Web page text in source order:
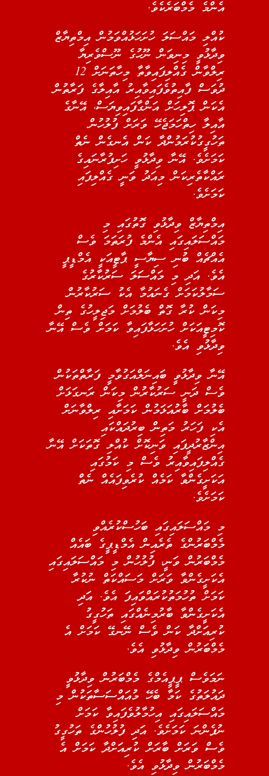
އެންމެ މެމްބަރެކެވެ.
ކުއްލި މައްސަލަ ހުށަހަޅުއްވަމުން އިމްތިޔާޒް
ވިދާޅުވީ މިނިވަން ނޫހުގެ ނޫސްވެރިޔާ
ރިލްވާން ގެއްލިފައިވާތާ މިހާތަނަށް 12
ދުވަސް ފާއިތުވެފައިވާއިރު އާއިލާގެ ފަރާތުން
އެކަން ޕޮލިހަށް އަންގާފައިވިޔަސް، އޭނާގެ
އާއިލާ ހިތްހަމަޖެހޭ ވަރަށް ފުލުހުން
ތަހުގީގުކުރަމުންދާ ކަން އެނގެން ނެތް
ކަމަށެވެ. އޭނާ ވިދާޅުވީ ހަށިފުރާނައިގެ
ރައްކާތެރިކަން މިއަދު ވަނީ ގެއްލިފައި
ކަމަށެވެ.
އިމްތިޔާޒް ވިދާޅުވި ގޮތުގައި މި
މައްސަލައިގައި އެންމެ ފުރަތަމަ ވެސް
އެއްޗެއް ބުނި ސިޔާސީ ޕާޓީއަކީ އެމްޑީޕީ
އެވެ. އަދި މި މައްސަލަ ސަރުކާރުގެ
ސަމާލުކަމަށް ގެނައުމާ އެކު ސަރުކާރުން
މިކަން ކުރާ ގޮތް ބެލުމަށް މަޖިލީހުގެ ތިން
ކޮމިޓީއަކަށް ހުށަހަޅާފައިވާ ކަމަށް ވެސް އޭނާ
ވިދާޅުވި އެވެ.
އޭނާ ވިދާޅުވީ ބައިނަލްއަގުވާމީ ފަރާތްތަކުން
ވެސް ދަނީ ސަރުކާރުން މިކަން ރަނގަޅަށް
ބެލުމަށް ބާރުއަޅަމުން ކަމަށާއި ރިލްވާނަށް
އެކި ފަހަރު މަތިން ބިރުދައްކައި
އިންޒާރުދީފައި ވަނިކޮށް ކުއްލި ގޮތަކަށް އޭނާ
ގެއްލިފައިވާއިރު ވެސް މި ކަމުގައި
އަކަށީގެންވާ ކަމެއް ކުރެވިފައެއް ނެތް
ކަމަށެވެ.
މި މައްސަލައިގައި ބަހުސްކުރެއްވި
މެމްބަރުންގެ ތެރެއިން އެމްޑީޕީގެ ބައެއް
މެމްބަރުން ވަނީ، ފުލުހުން މި މައްސަލައިގައި
އެކަށީގެންވާ ވަރަށް މަސައްކަތް ނުކުރާ
ކަމަށް ތުހުމަތުކުރައްވައިފަ އެވެ. އަދި
އެކަށީގެންވާ ބާރުމިނެއްގައި ތަހުގީގު
ކުރިއަށްދާ ކަން ވެސް ނޭނގޭ ކަމަށް އެ
މެމްބަރުން ވިދާޅުވި އެވެ.
ނަމަވެސް ޕީޕީއެމްގެ މެމްބަރުން ވިދާޅުވީ
ދައުލަތުގެ ކަމާ ބެހޭ މުއައްސަސާތަކުން މި
މައްސަލައިގައި އިހުމާލުވެފައިވާ ކަމަށް
ނުފެންނަ ކަމަށެވެ. އަދި ފުލުހުންގެ ތަހުގީގު
ވެސް ވަރަށް ބާރަށް ކުރިއަށްދާ ކަމަށް އެ
މެމްބަރުން ވިދާޅުވި އެވެ.